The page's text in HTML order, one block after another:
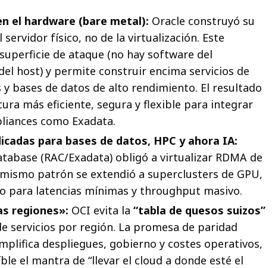
el hardware (bare metal): Oracle construyó su
físico, no de la virtualización. Este
de ataque (no hay software del
host) y permite construir encima servicios de
bases de datos de alto rendimiento. El resultado
más eficiente, segura y flexible para integrar
como Exadata.
para bases de datos, HPC y ahora IA:
(RAC/Exadata) obligó a virtualizar RDMA de
patrón se extendió a superclusters de GPU,
para latencias mínimas y throughput masivo.
regiones»: OCI evita la “tabla de quesos suizos”
servicios por región. La promesa de paridad
despliegues, gobierno y costes operativos,
el mantra de “llevar el cloud a donde esté el